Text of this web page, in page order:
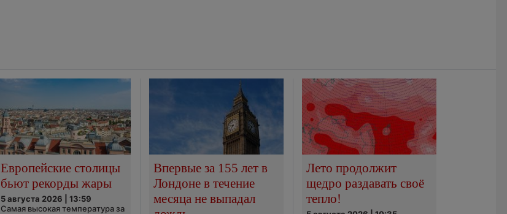
Европейские столицы
бьют рекорды жары
5 августа 2026 | 13:59
Самая высокая температура за
Впервые за 155 лет в
Лондоне в течение
месяца не выпадал
Лето продолжит
щедро раздавать своё
тепло!